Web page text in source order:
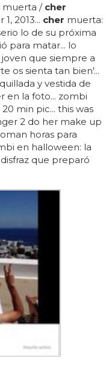
muerta / cher
2013... cher muerta:
lo de su próxima
para matar... lo
que siempre a
os sienta tan bien'...
y vestida de
en la foto... zombi
min pic... this was
2 do her make up
horas para
en halloween: la
que preparó